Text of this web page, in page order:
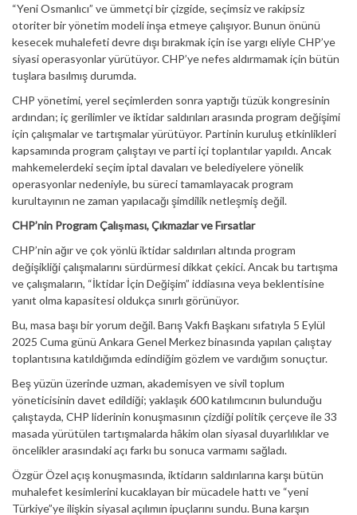
“Yeni Osmanlıcı” ve ümmetçi bir çizgide, seçimsiz ve rakipsiz
otoriter bir yönetim modeli inşa etmeye çalışıyor. Bunun önünü
kesecek muhalefeti devre dışı bırakmak için ise yargı eliyle CHP’ye
siyasi operasyonlar yürütüyor. CHP’ye nefes aldırmamak için bütün
tuşlara basılmış durumda.
CHP yönetimi, yerel seçimlerden sonra yaptığı tüzük kongresinin
ardından; iç gerilimler ve iktidar saldırıları arasında program değişimi
için çalışmalar ve tartışmalar yürütüyor. Partinin kuruluş etkinlikleri
kapsamında program çalıştayı ve parti içi toplantılar yapıldı. Ancak
mahkemelerdeki seçim iptal davaları ve belediyelere yönelik
operasyonlar nedeniyle, bu süreci tamamlayacak program
kurultayının ne zaman yapılacağı şimdilik netleşmiş değil.
CHP’nin Program Çalışması, Çıkmazlar ve Fırsatlar
CHP’nin ağır ve çok yönlü iktidar saldırıları altında program
değişikliği çalışmalarını sürdürmesi dikkat çekici. Ancak bu tartışma
ve çalışmaların, “İktidar İçin Değişim” iddiasına veya beklentisine
yanıt olma kapasitesi oldukça sınırlı görünüyor.
Bu, masa başı bir yorum değil. Barış Vakfı Başkanı sıfatıyla 5 Eylül
2025 Cuma günü Ankara Genel Merkez binasında yapılan çalıştay
toplantısına katıldığımda edindiğim gözlem ve vardığım sonuçtur.
Beş yüzün üzerinde uzman, akademisyen ve sivil toplum
yöneticisinin davet edildiği; yaklaşık 600 katılımcının bulunduğu
çalıştayda, CHP liderinin konuşmasının çizdiği politik çerçeve ile 33
masada yürütülen tartışmalarda hâkim olan siyasal duyarlılıklar ve
öncelikler arasındaki açı farkı bu sonuca varmamı sağladı.
Özgür Özel açış konuşmasında, iktidarın saldırılarına karşı bütün
muhalefet kesimlerini kucaklayan bir mücadele hattı ve “yeni
Türkiye”ye ilişkin siyasal açılımın ipuçlarını sundu. Buna karşın